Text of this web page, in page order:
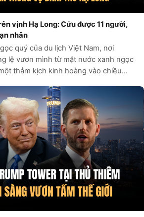
vịnh Hạ Long: Cứu được 11 người,
nhân
quý của du lịch Việt Nam, nơi
lệ vươn mình từ mặt nước xanh ngọc
thảm kịch kinh hoàng vào chiều
hành k...